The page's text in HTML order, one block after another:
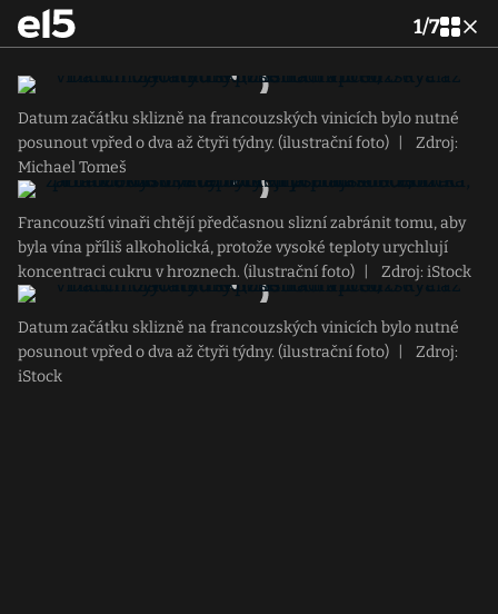
1/7
Datum začátku sklizně na francouzských vinicích bylo nutné
posunout vpřed o dva až čtyři týdny. (ilustrační foto)
Zdroj:
Michael Tomeš
Francouzští vinaři chtějí předčasnou slizní zabránit tomu, aby
byla vína příliš alkoholická, protože vysoké teploty urychlují
koncentraci cukru v hroznech. (ilustrační foto)
Zdroj: iStock
Datum začátku sklizně na francouzských vinicích bylo nutné
posunout vpřed o dva až čtyři týdny. (ilustrační foto)
Zdroj:
iStock